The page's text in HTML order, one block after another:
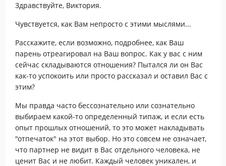
Здравствуйте, Виктория.
Чувствуется, как Вам непросто с этими мыслями...
Расскажите, если возможно, подробнее, как Ваш
парень отреагировал на Ваш вопрос. Как у вас с ним
сейчас складываются отношения? Пытался ли он Вас
как-то успокоить или просто рассказал и оставил Вас с
этим?
Мы правда часто бессознательно или сознательно
выбираем какой-то определенный типаж, и если есть
опыт прошлых отношений, то это может накладывать
"отпечаток" на этот выбор. Но это совсем не означает,
что партнер не видит в Вас отдельного человека, не
ценит Вас и не любит. Каждый человек уникален, и